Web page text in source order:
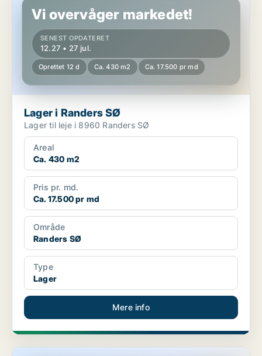
Vi overvåger markedet!
SENEST OPDATERET
12.27 • 27 jul.
Oprettet 12 d Ca. 430 m2 Ca. 17.500 pr md
Lager i Randers SØ
Lager til leje i 8960 Randers SØ
Areal
Ca. 430 m2
Pris pr. md.
Ca. 17.500 pr md
Område
Randers SØ
Type
Lager
Mere info
Lager i Randers NØ